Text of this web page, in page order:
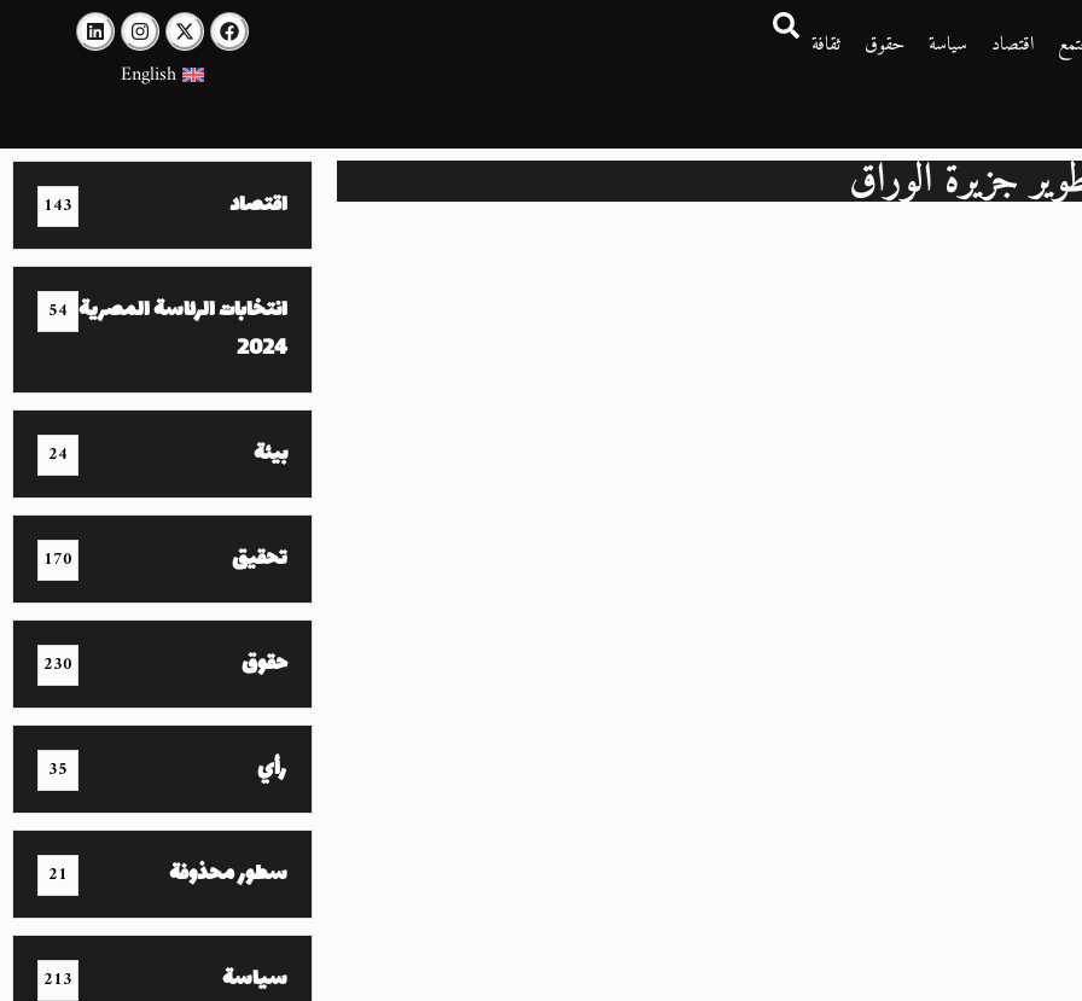
اقتصاد سياسة حقوق
ثقافة
English
جزيرة الوراق اقتصاد 143
انتخابات الرئاسة المصرية
2024
54
بيئة 24
تحقيق 170
حقوق 230
رأي 35
سطور محذوفة 21
سياسة 213